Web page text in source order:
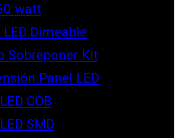
watt
LED Dimeable
Sobreponer Kit
Panel LED
COB
SMD